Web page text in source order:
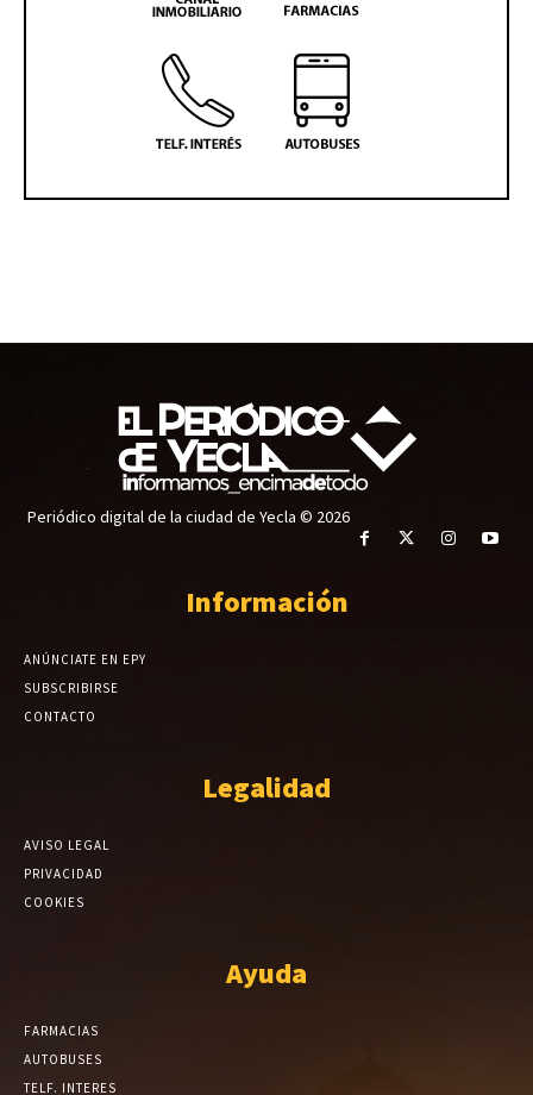
Periódico digital de la ciudad de Yecla © 2026
Información
ANÚNCIATE EN EPY
SUBSCRIBIRSE
CONTACTO
Legalidad
AVISO LEGAL
PRIVACIDAD
COOKIES
Ayuda
FARMACIAS
AUTOBUSES
TELF. INTERES